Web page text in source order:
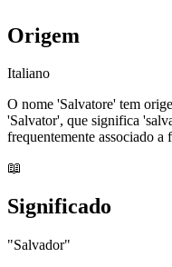
Origem
Italiano
O nome 'Salvatore' tem
'Salvator', que significa
frequentemente associado a
📖
Significado
"Salvador"